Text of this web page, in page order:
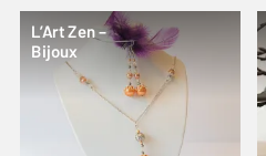
L’Art Zen –
Bijoux